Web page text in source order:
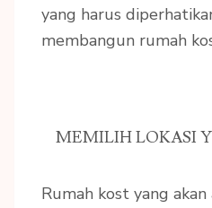
yang harus
membangun rumah
MEMILIH LOKASI
Rumah kost yang